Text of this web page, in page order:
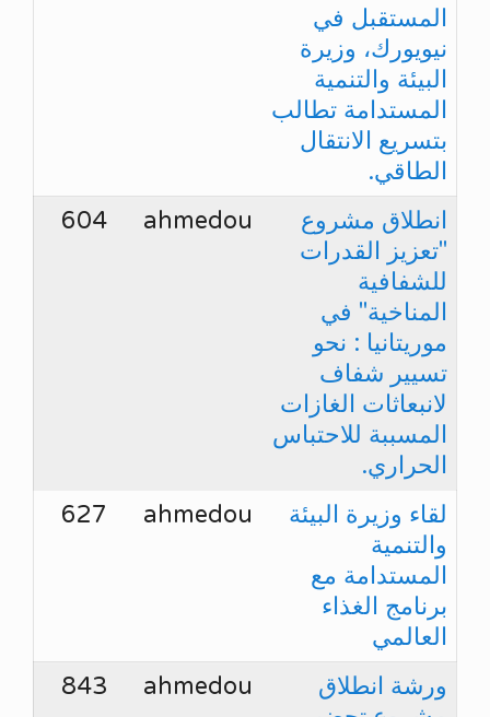
المستقبل في
نيويورك، وزيرة
البيئة والتنمية
المستدامة تطالب
بتسريع الانتقال
الطاقي.
انطلاق مشروع
"تعزيز القدرات
للشفافية
المناخية" في
موريتانيا : نحو
تسيير شفاف
لانبعاثات الغازات
المسببة للاحتباس
الحراري.
ahmedou
604
لقاء وزيرة البيئة
والتنمية
المستدامة مع
برنامج الغذاء
العالمي
ahmedou
627
ورشة انطلاق
ahmedou
843